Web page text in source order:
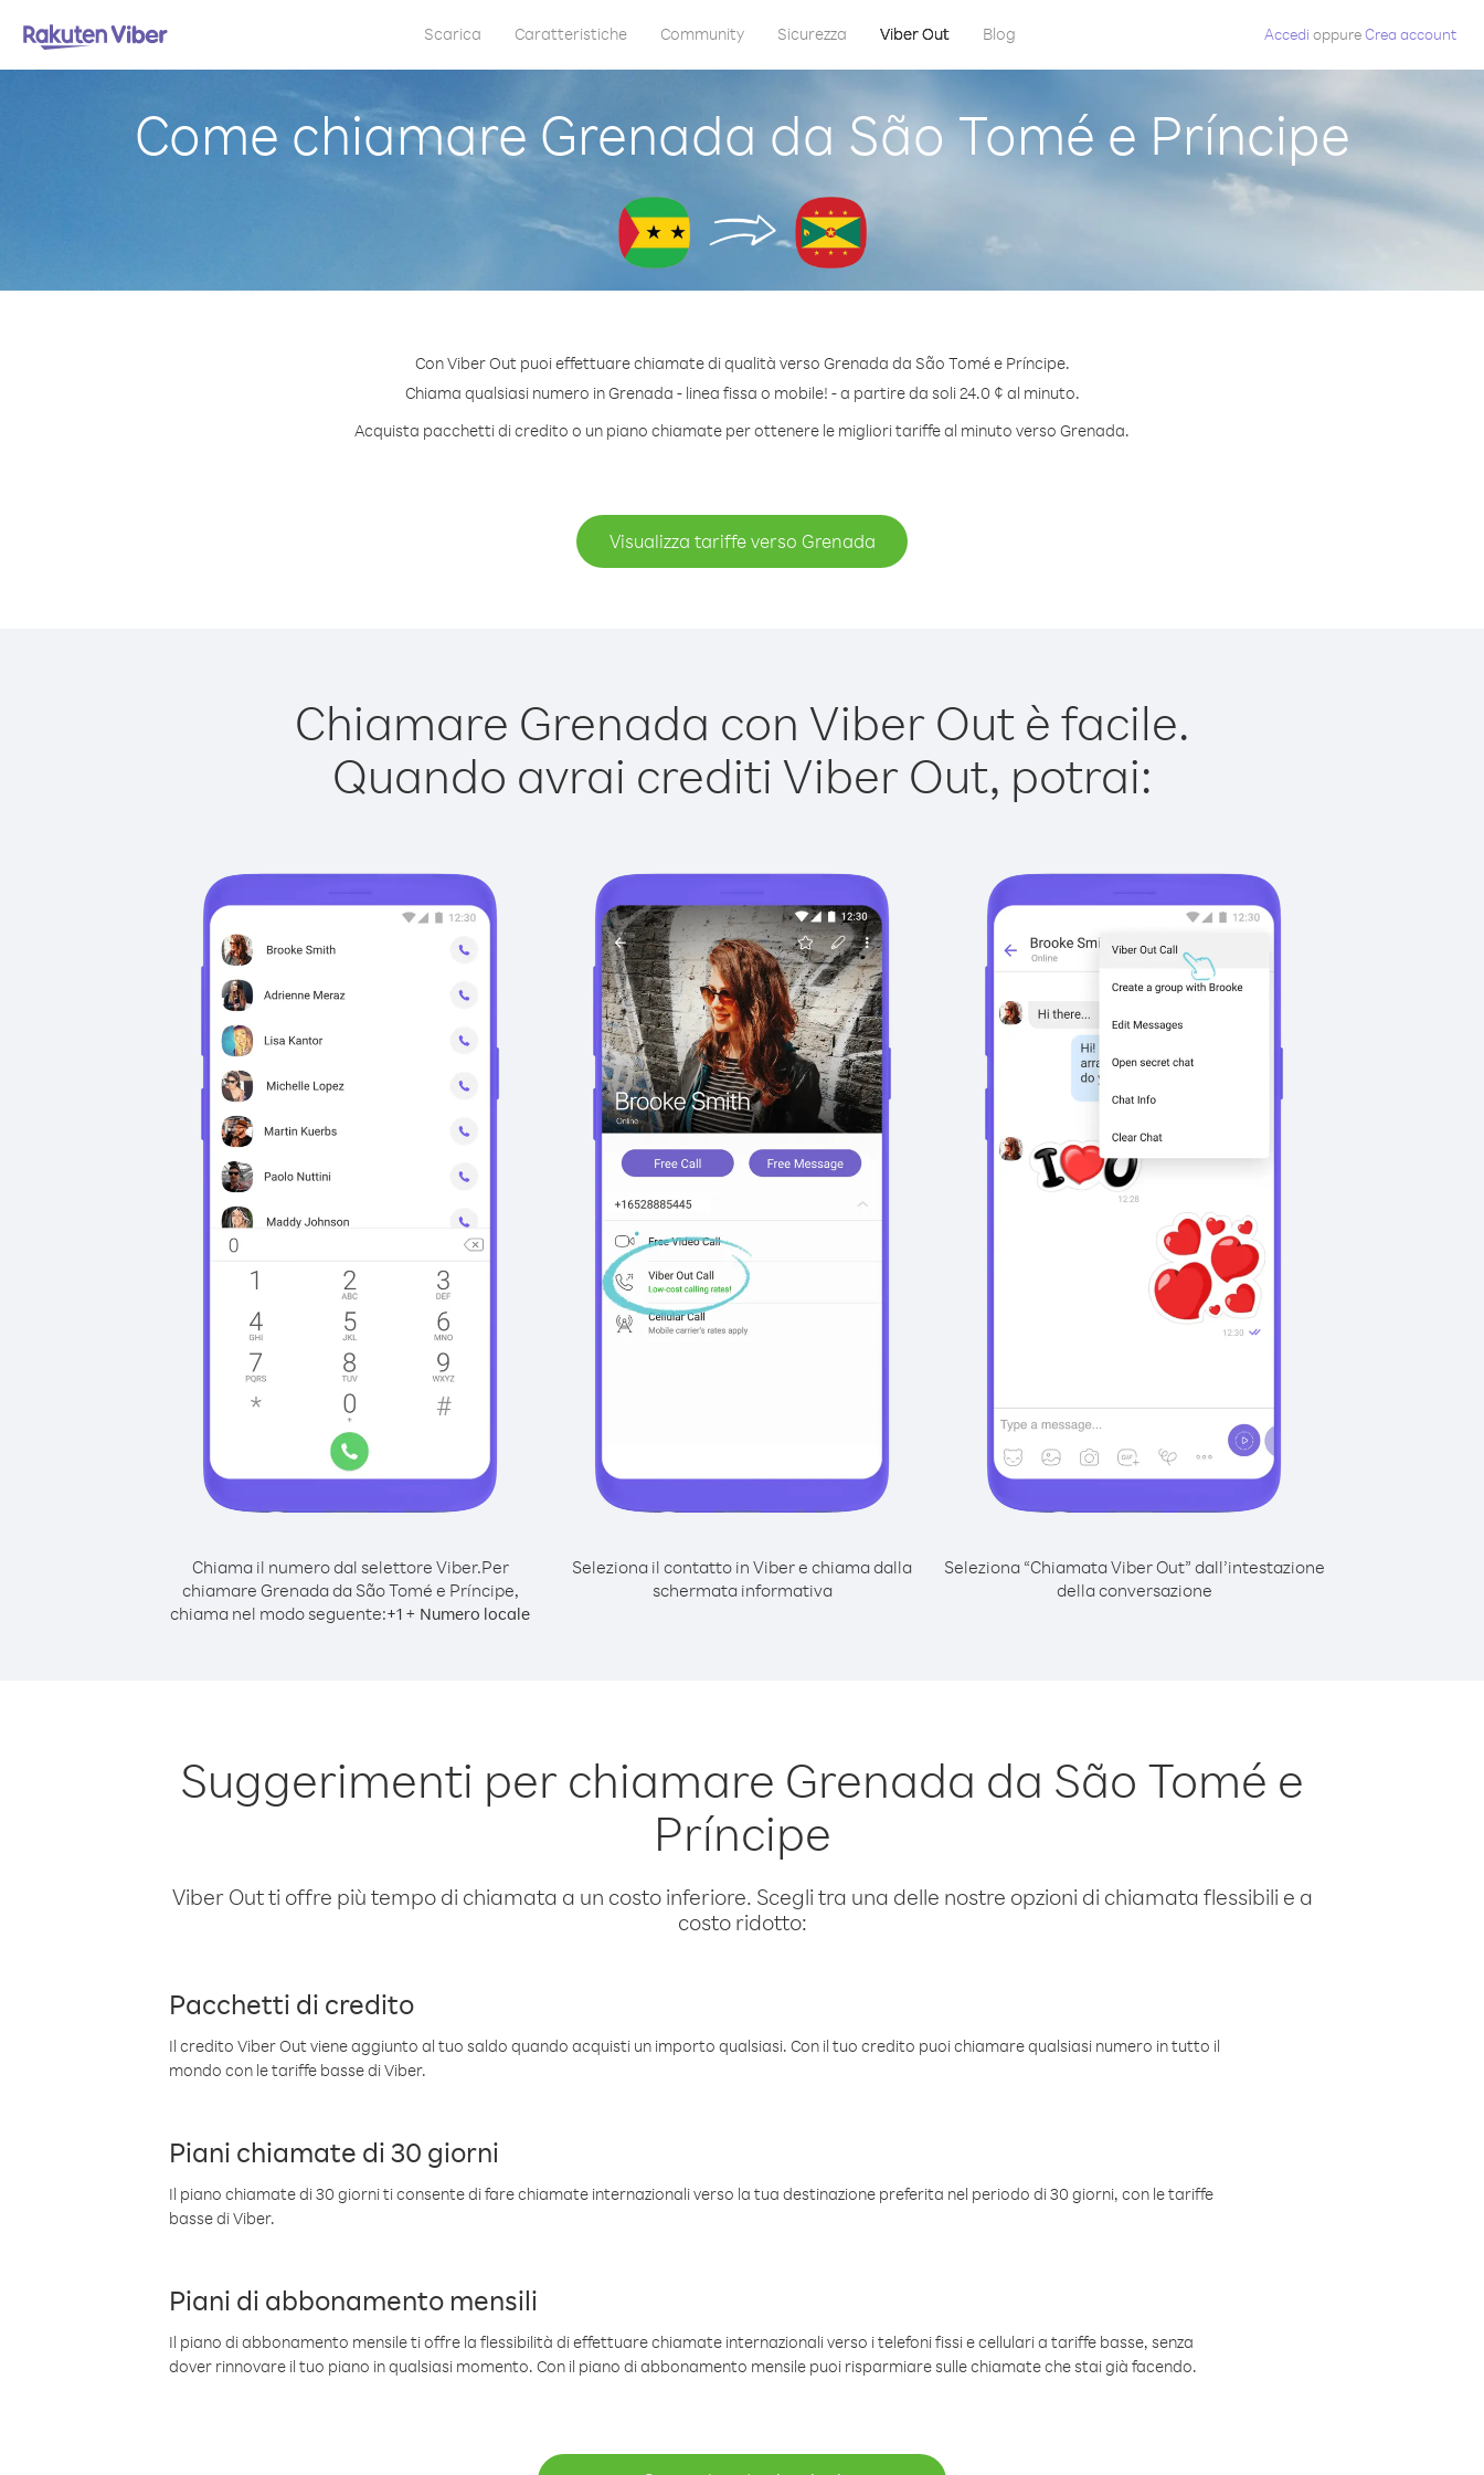
Scarica Caratteristiche Community Sicurezza Viber Out Blog Accedi oppureCrea account
Come chiamare Grenada da São Tomé e Príncipe
Con Viber Out puoi effettuare chiamate di qualità verso Grenada da São Tomé e Príncipe.
Chiama qualsiasi numero in Grenada - linea fissa o mobile! - a partire da soli 24.0 ¢ al minuto.
Acquista pacchetti di credito o un piano chiamate per ottenere le migliori tariffe al minuto verso Grenada.
Visualizza tariffe verso Grenada
Chiamare Grenada con Viber Out è facile.
Quando avrai crediti Viber Out, potrai:
Chiama il numero dal selettore Viber.Per
chiamare Grenada da São Tomé e Príncipe,
chiama nel modo seguente:+1 + Numero locale
Seleziona il contatto in Viber e chiama dalla
schermata informativa
Seleziona “Chiamata Viber Out” dall’intestazione
della conversazione
Suggerimenti per chiamare Grenada da São Tomé e
Príncipe
Viber Out ti offre più tempo di chiamata a un costo inferiore. Scegli tra una delle nostre opzioni di chiamata flessibili e a
costo ridotto:
Pacchetti di credito
Il credito Viber Out viene aggiunto al tuo saldo quando acquisti un importo qualsiasi. Con il tuo credito puoi chiamare qualsiasi numero in tutto il
mondo con le tariffe basse di Viber.
Piani chiamate di 30 giorni
Il piano chiamate di 30 giorni ti consente di fare chiamate internazionali verso la tua destinazione preferita nel periodo di 30 giorni, con le tariffe
basse di Viber.
Piani di abbonamento mensili
Il piano di abbonamento mensile ti offre la flessibilità di effettuare chiamate internazionali verso i telefoni fissi e cellulari a tariffe basse, senza
dover rinnovare il tuo piano in qualsiasi momento. Con il piano di abbonamento mensile puoi risparmiare sulle chiamate che stai già facendo.